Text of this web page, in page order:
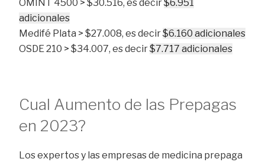
OMINT 4500 > $30.516, es decir$6.951
adicionales
Medifé Plata > $27.008, es decir$6.160 adicionales
OSDE 210 > $34.007, es decir$7.717 adicionales
Cual Aumento de las Prepagas
en 2023?
Los expertos y las empresas de medicina prepaga